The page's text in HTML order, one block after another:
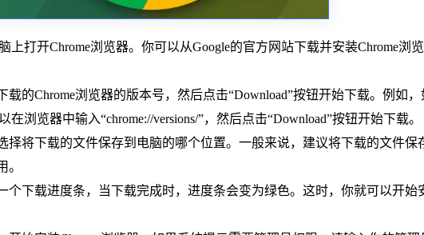
上打开Chrome浏览器。你可以从Google的官方网站下载并安装Chrome浏览
的Chrome浏览器的版本号，然后点击“Download”按钮开始下载。例如
在浏览器中输入“chrome://versions/”，然后点击“Download”按钮开始下载。
择将下载的文件保存到电脑的哪个位置。一般来说，建议将下载的文件保
。
个下载进度条，当下载完成时，进度条会变为绿色。这时，你就可以开始